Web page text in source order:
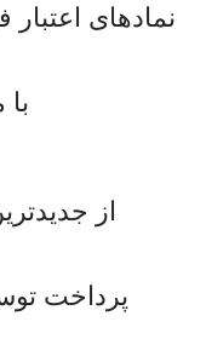
نمادهای
از
پرداخت